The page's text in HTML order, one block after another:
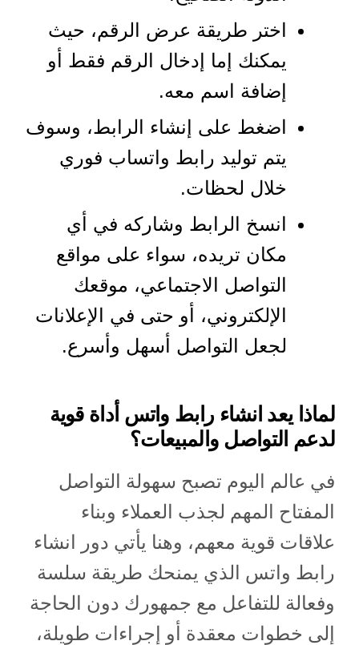
اختر طريقة عرض الرقم، حيث
يمكنك إما إدخال الرقم فقط أو
إضافة اسم معه.
اضغط على إنشاء الرابط، وسوف
يتم توليد رابط واتساب فوري
خلال لحظات.
انسخ الرابط وشاركه في أي
مكان تريده، سواء على مواقع
التواصل الاجتماعي، موقعك
الإلكتروني، أو حتى في الإعلانات
لجعل التواصل أسهل وأسرع.
لماذا يعد انشاء رابط واتس أداة قوية
لدعم التواصل والمبيعات؟
في عالم اليوم تصبح سهولة التواصل
المفتاح المهم لجذب العملاء وبناء
علاقات قوية معهم، وهنا يأتي دور انشاء
رابط واتس الذي يمنحك طريقة سلسة
وفعالة للتفاعل مع جمهورك دون الحاجة
إلى خطوات معقدة أو إجراءات طويلة،